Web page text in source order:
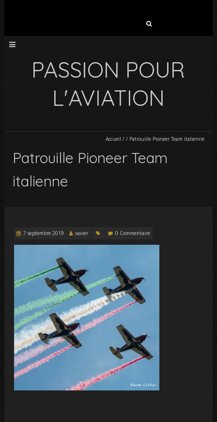
PASSION POUR
L'AVIATION
Accueil / / Patrouille Pioneer Team italienne
Patrouille Pioneer Team
italienne
7 septembre 2019 xavier 0 Commentaire